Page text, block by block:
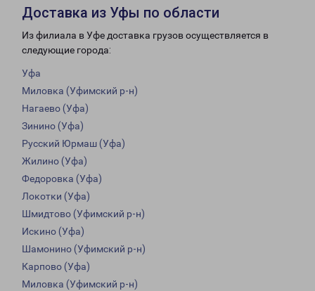
Доставка из Уфы по области
Из филиала в Уфе доставка грузов осуществляется в
следующие города:
Уфа
Миловка (Уфимский р-н)
Нагаево (Уфа)
Зинино (Уфа)
Русский Юрмаш (Уфа)
Жилино (Уфа)
Федоровка (Уфа)
Локотки (Уфа)
Шмидтово (Уфимский р-н)
Искино (Уфа)
Шамонино (Уфимский р-н)
Карпово (Уфа)
Миловка (Уфимский р-н)